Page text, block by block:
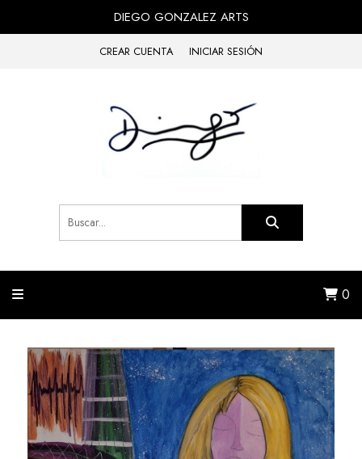
DIEGO GONZALEZ ARTS
CREAR CUENTA INICIAR SESIÓN
0